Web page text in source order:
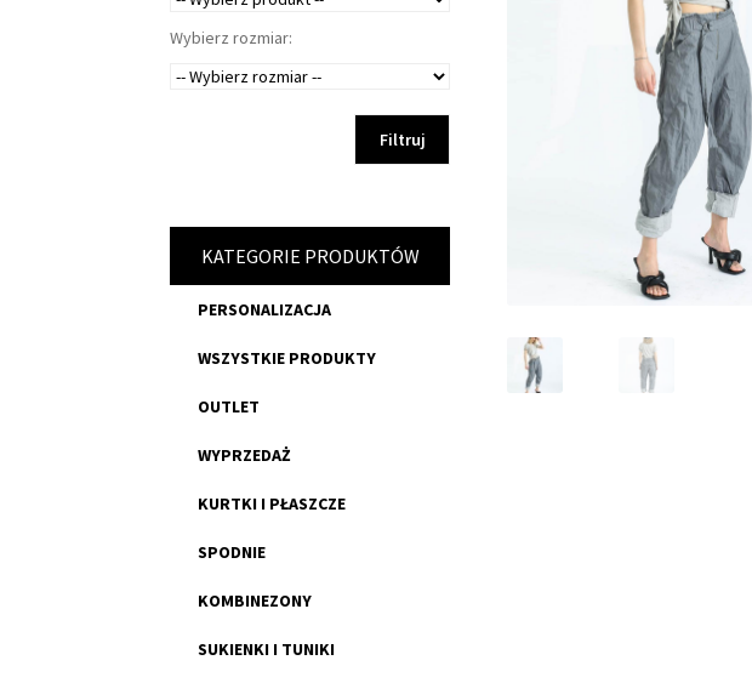
Wybierz rozmiar:
Filtruj
KATEGORIE PRODUKTÓW
PERSONALIZACJA
WSZYSTKIE PRODUKTY
OUTLET
WYPRZEDAŻ
KURTKI I PŁASZCZE
SPODNIE
KOMBINEZONY
SUKIENKI I TUNIKI